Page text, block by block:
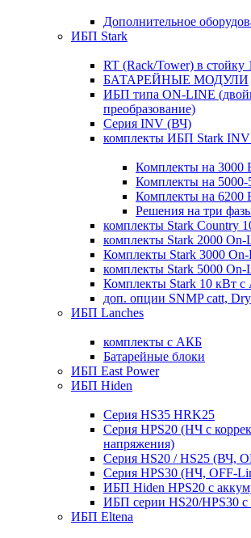
Дополнительное
ИБП Stark
RT (Rack/Tower) в стойку
БАТАРЕЙНЫЕ МОДУЛИ
ИБП типа ON-LINE
преобразование)
Серия INV (ВЧ)
комплекты ИБП Stark
Комплекты на 3000
Комплекты на 5000-
Комплекты на 6200
Решения на три
комплекты Stark Country
комплекты Stark 2000
Комплекты Stark 3000
комплекты Stark 5000
Комплекты Stark 10 кВт
доп. опции SNMP catt,
ИБП Lanches
комплекты с АКБ
Батарейные блоки
ИБП East Power
ИБП Hiden
Серия HS35 HRK25
Серия HPS20 (НЧ с
напряжения)
Серия HS20 / HS25 (ВЧ,
Серия HPS30 (НЧ, OFF-
ИБП Hiden HPS20 с
ИБП серии HS20/HPS30 с
ИБП Eltena